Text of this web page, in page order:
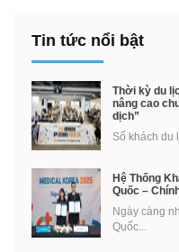
Tin tức nổi bật
Thời kỳ du
nâng cao
dịch”
Số khách du
Hệ Thống
Quốc –
Ngày càng
Quốc...